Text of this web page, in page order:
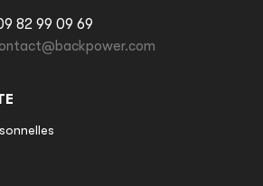
82 99 09 69